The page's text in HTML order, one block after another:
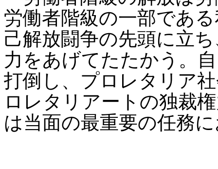
労働者階級の一部であ
己解放闘争の先頭に立
力をあげてたたかう。
打倒し、プロレタリア
ロレタリアートの独裁
は当面の最重要の任務